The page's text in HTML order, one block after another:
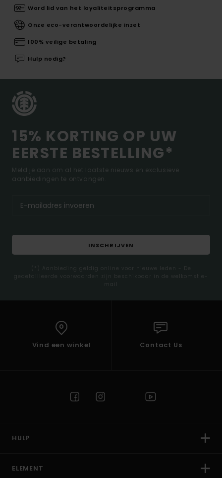
Word lid van het loyaliteitsprogramma
Onze eco-verantwoordelijke inzet
100% veilige betaling
Hulp nodig?
15% KORTING OP UW
EERSTE BESTELLING*
Meld je aan om al het laatste nieuws en exclusieve
aanbiedingen te ontvangen.
INSCHRIJVEN
(*) Aanbieding geldig online voor nieuwe leden - De
gedetailleerde voorwaarden zijn beschikbaar in de welkomst e-
mail
Vind een winkel Contact Us
HULP
ELEMENT